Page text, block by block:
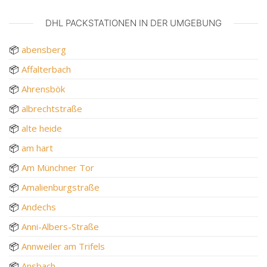
DHL PACKSTATIONEN IN DER UMGEBUNG
📦 abensberg
📦 Affalterbach
📦 Ahrensbök
📦 albrechtstraße
📦 alte heide
📦 am hart
📦 Am Münchner Tor
📦 Amalienburgstraße
📦 Andechs
📦 Anni-Albers-Straße
📦 Annweiler am Trifels